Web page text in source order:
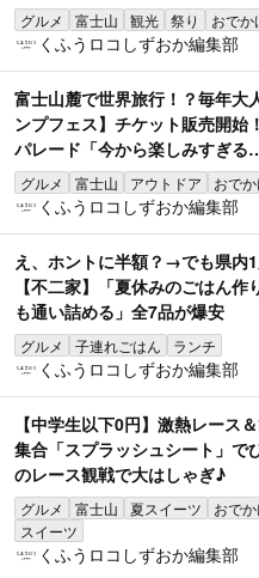
グルメ 富士山 観光 祭り おでか
くふうロコしずおか編集部
富士山麓で世界旅行！？毎年大
ンプフェス】チケット販売開始
パレード「今から楽しみすぎる
グルメ 富士山 アウトドア おで
くふうロコしずおか編集部
え、ホントに半額？→でも県内1
【不二家】「夏休みのごはん
も通い詰める」全7品が爆安
グルメ 子連れごはん ランチ
くふうロコしずおか編集部
【中学生以下0円】激熱レース
集合「スプラッシュシート」で
のレース観戦で大はしゃぎ♪
グルメ 富士山 夏スイーツ おで
スイーツ
くふうロコしずおか編集部